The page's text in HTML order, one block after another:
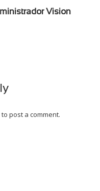
Vision
to post a comment.